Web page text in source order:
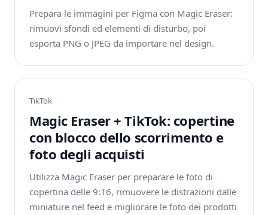
Prepara le immagini per Figma con Magic Eraser:
rimuovi sfondi ed elementi di disturbo, poi
esporta PNG o JPEG da importare nel design.
TikTok
Magic Eraser + TikTok: copertine
con blocco dello scorrimento e
foto degli acquisti
Utilizza Magic Eraser per preparare le foto di
copertina delle 9:16, rimuovere le distrazioni dalle
miniature nel feed e migliorare le foto dei prodotti